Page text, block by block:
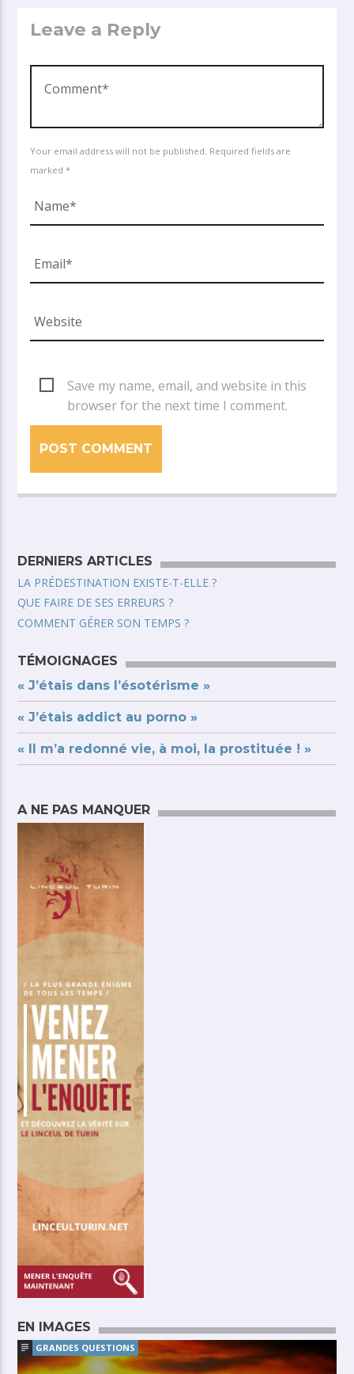
Leave a Reply
Your email address will not be published. Required fields are
marked *
Save my name, email, and website in this
browser for the next time I comment.
DERNIERS ARTICLES
LA PRÉDESTINATION EXISTE-T-ELLE ?
QUE FAIRE DE SES ERREURS ?
COMMENT GÉRER SON TEMPS ?
TÉMOIGNAGES
« J’étais dans l’ésotérisme »
« J’étais addict au porno »
« Il m’a redonné vie, à moi, la prostituée ! »
A NE PAS MANQUER
EN IMAGES
GRANDES QUESTIONS